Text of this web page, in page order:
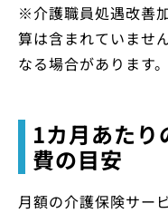
※介護職員処遇改善
算は含まれていませ
なる場合があります。
1カ月あたり
費の目安
月額の介護保険サー